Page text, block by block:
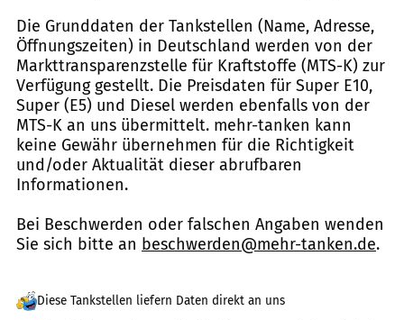
Die Grunddaten der Tankstellen (Name, Adresse,
Öffnungszeiten) in Deutschland werden von der
Markttransparenzstelle für Kraftstoffe (MTS-K) zur
Verfügung gestellt. Die Preisdaten für Super E10,
Super (E5) und Diesel werden ebenfalls von der
MTS-K an uns übermittelt. mehr-tanken kann
keine Gewähr übernehmen für die Richtigkeit
und/oder Aktualität dieser abrufbaren
Informationen.
Bei Beschwerden oder falschen Angaben wenden
Sie sich bitte an beschwerden@mehr-tanken.de.
Diese Tankstellen liefern Daten direkt an uns